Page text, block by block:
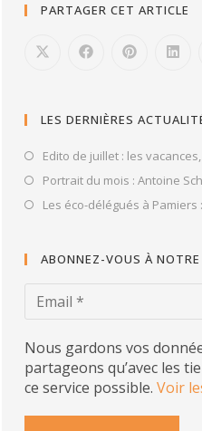
PARTAGER CET ARTICLE
LES DERNIÈRES
Edito de juillet : les
Portrait du mois : Antoine
Les éco-délégués à Pamiers
ABONNEZ-VOUS À
Nous gardons vos
partageons qu’avec les
ce service possible.Voir